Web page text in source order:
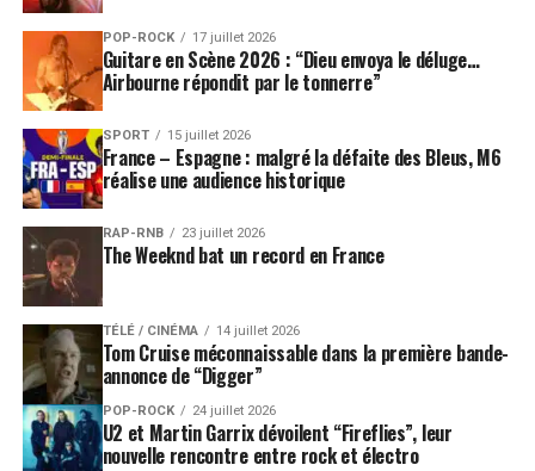
POP-ROCK 17 juillet 2026
Guitare en Scène 2026 : “Dieu envoya le déluge…
Airbourne répondit par le tonnerre”
SPORT 15 juillet 2026
France – Espagne : malgré la défaite des Bleus, M6
réalise une audience historique
RAP-RNB 23 juillet 2026
The Weeknd bat un record en France
TÉLÉ / CINÉMA 14 juillet 2026
Tom Cruise méconnaissable dans la première bande-
annonce de “Digger”
POP-ROCK 24 juillet 2026
U2 et Martin Garrix dévoilent “Fireflies”, leur
nouvelle rencontre entre rock et électro